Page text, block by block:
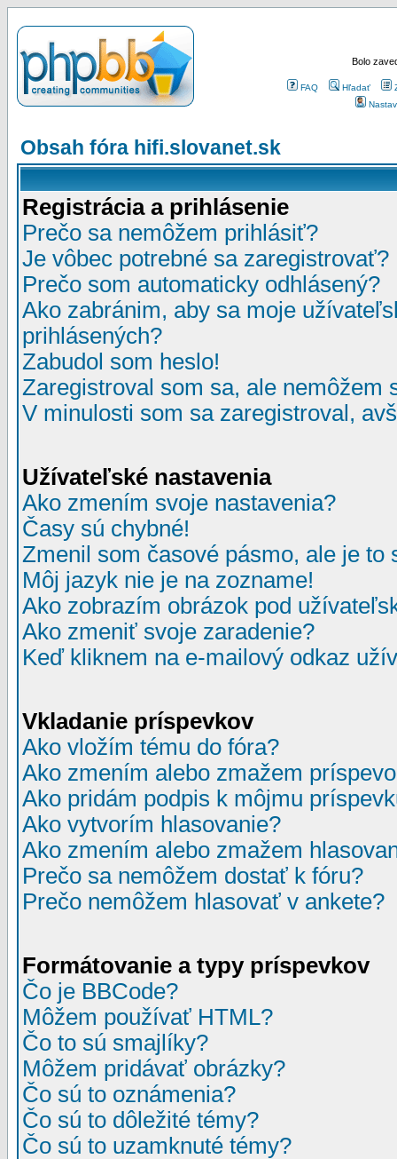
Bolo
FAQ Hľadať
Obsah fóra hifi.slovanet.sk
Registrácia a prihlásenie
Prečo sa nemôžem prihlásiť?
Je vôbec potrebné sa zaregistrovať?
Prečo som automaticky odhlásený?
Ako zabránim, aby sa moje
prihlásených?
Zabudol som heslo!
Zaregistroval som sa, ale nemôžem
V minulosti som sa zaregistroval,
Užívateľské nastavenia
Ako zmením svoje nastavenia?
Časy sú chybné!
Zmenil som časové pásmo, ale je to
Môj jazyk nie je na zozname!
Ako zobrazím obrázok pod
Ako zmeniť svoje zaradenie?
Keď kliknem na e-mailový odkaz
Vkladanie príspevkov
Ako vložím tému do fóra?
Ako zmením alebo zmažem
Ako pridám podpis k môjmu
Ako vytvorím hlasovanie?
Ako zmením alebo zmažem
Prečo sa nemôžem dostať k fóru?
Prečo nemôžem hlasovať v ankete?
Formátovanie a typy príspevkov
Čo je BBCode?
Môžem používať HTML?
Čo to sú smajlíky?
Môžem pridávať obrázky?
Čo sú to oznámenia?
Čo sú to dôležité témy?
Čo sú to uzamknuté témy?